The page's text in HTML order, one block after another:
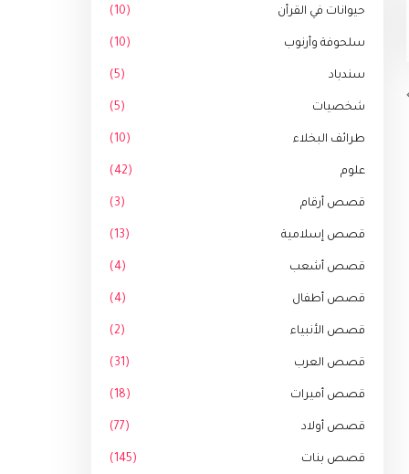
حيوانات في القرأن (10)
سلحوفة وأرنوب (10)
سندباد (5)
شخصيات (5)
طرائف البخلاء (10)
علوم (42)
قصص أرقام (3)
قصص إسلامية (13)
قصص أشعب (4)
قصص أطفال (4)
قصص الأنبياء (2)
قصص العرب (31)
قصص أميرات (18)
قصص أولاد (77)
قصص بنات (145)